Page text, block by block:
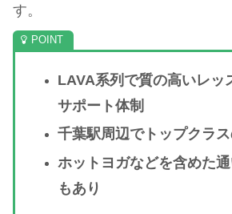
す。
LAVA系列で質の高いレッ
サポート体制
千葉駅周辺でトップクラ
ホットヨガなどを含めた
もあり